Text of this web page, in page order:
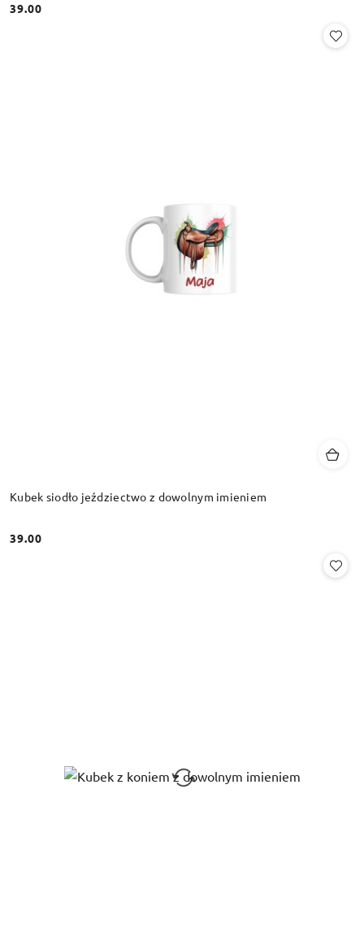
Cena:
39.00
Kubek siodło jeździectwo z dowolnym imieniem
Cena:
39.00